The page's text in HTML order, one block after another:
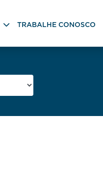
TRABALHE CONOSCO